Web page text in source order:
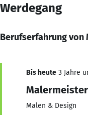
Werdegang
Berufserfahrung von
Bis heute 3 Jahre
Malermeister
Malen & Design